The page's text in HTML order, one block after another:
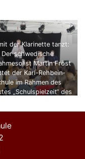
der Klarinette tanzt:
Der schwedische
Martin Fröst
der Karl-Rehbein-
im Rahmen des
„Schulspielzeit“ des
ab und gibt zudem
seines Könnens.